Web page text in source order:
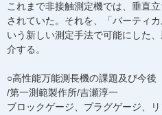
これまで非接触測定機では、垂直
されていた。それを、「バーティ
いう新しい測定手法で可能にした
介する。
○高性能万能測長機の課題及び今後
/第一測範製作所/吉瀬淳一
ブロックゲージ、プラグゲージ、